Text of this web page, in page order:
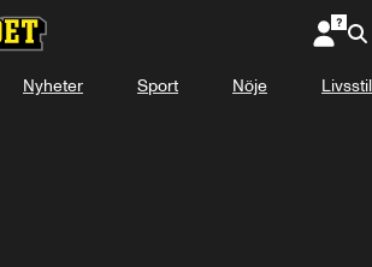
Logga in
Nyheter Sport Nöje Livsstil